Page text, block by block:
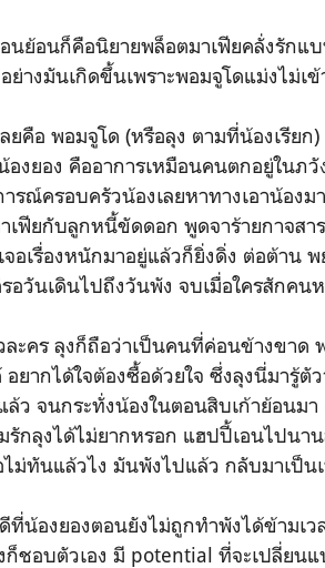
อนย้อนก็คือนิยายพล็อตมาเฟียคลั่งรักแ
างมันเกิดขึ้นเพราะพอมจูโดแม่งไม่เข้
ยคือ พอมจูโด (หรือลุง ตามที่น้องเรีย
งยอง คืออาการเหมือนคนตกอยู่ในภวั
ารณ์ครอบครัวน้องเลยหาทางเอาน้อ
เฟียกับลูกหนี้ขัดดอก พูดจาร้ายกาจสา
อเรื่องหนักมาอยู่แล้วก็ยิ่งดิ่ง ต่อต้าน
อวันเดินไปถึงวันพัง จบเมื่อใครสักค
ะคร ลุงก็ถือว่าเป็นคนที่ค่อนข้างขาด พ
ยากได้ใจต้องซื้อด้วยใจ ซึ่งลุงนี่มารู้ตั
ล้ว จนกระทั่งน้องในตอนสิบเก้าย้อนม
กลุงได้ไม่ยากหรอก แฮปปี้เอนไปนา
ม่ทันแล้วไง มันพังไปแล้ว กลับมาเป็น
ที่น้องยองตอนยังไม่ถูกทำพังได้ข้ามเ
ก็ชอบตัวเอง มี potential ที่จะเปลี่ยน